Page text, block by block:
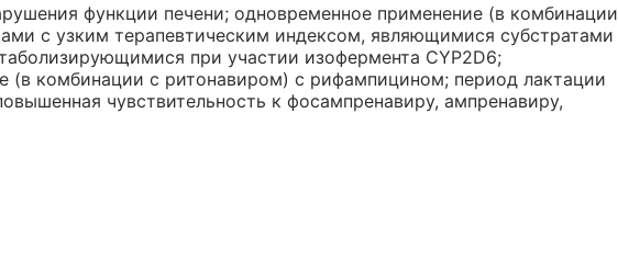
функции печени; одновременное применение (в комбинации
с узким терапевтическим индексом, являющимися субстратами
при участии изофермента CYP2D6;
(в комбинации с ритонавиром) с рифампицином; период лактации
чувствительность к фосампренавиру, ампренавиру,